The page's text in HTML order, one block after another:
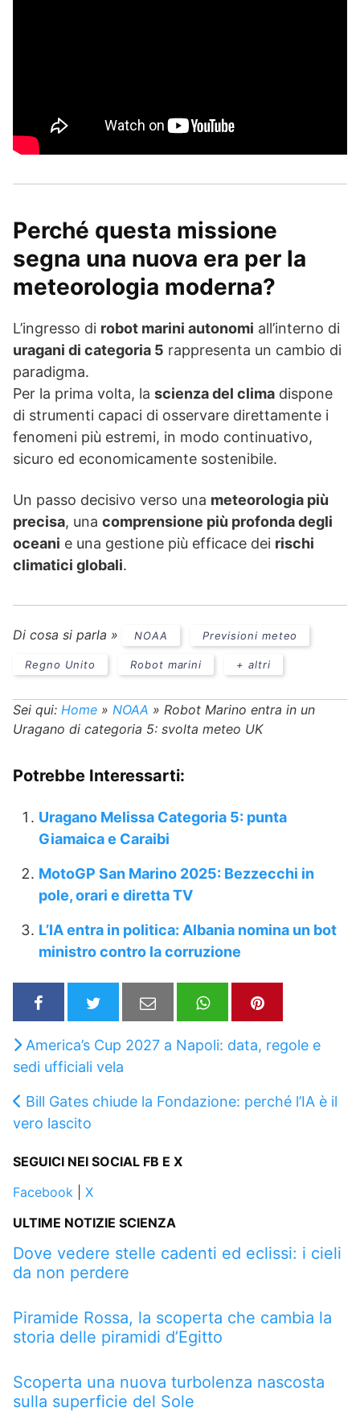
Perché questa missione
segna una nuova era per la
meteorologia moderna?
L’ingresso di robot marini autonomi all’interno di
uragani di categoria 5 rappresenta un cambio di
paradigma.
Per la prima volta, la scienza del clima dispone
di strumenti capaci di osservare direttamente i
fenomeni più estremi, in modo continuativo,
sicuro ed economicamente sostenibile.
Un passo decisivo verso una meteorologia più
precisa, una comprensione più profonda degli
oceani e una gestione più efficace dei rischi
climatici globali.
Di cosa si parla » NOAA Previsioni meteo
Regno Unito Robot marini + altri
Sei qui: Home » NOAA » Robot Marino entra in un
Uragano di categoria 5: svolta meteo UK
Potrebbe Interessarti:
Uragano Melissa Categoria 5: punta
Giamaica e Caraibi
MotoGP San Marino 2025: Bezzecchi in
pole, orari e diretta TV
L’IA entra in politica: Albania nomina un bot
ministro contro la corruzione
America’s Cup 2027 a Napoli: data, regole e
sedi ufficiali vela
Bill Gates chiude la Fondazione: perché l’IA è il
vero lascito
SEGUICI NEI SOCIAL FB E X
Facebook
X
ULTIME NOTIZIE SCIENZA
Dove vedere stelle cadenti ed eclissi: i cieli
da non perdere
Piramide Rossa, la scoperta che cambia la
storia delle piramidi d’Egitto
Scoperta una nuova turbolenza nascosta
sulla superficie del Sole